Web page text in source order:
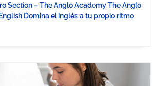
Section – The Anglo Academy The Anglo
Domina el inglés a tu propio ritmo